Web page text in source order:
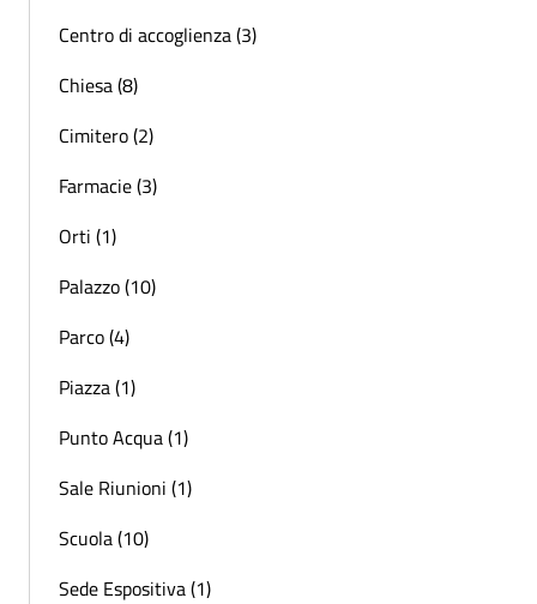
Centro di accoglienza (3)
Chiesa (8)
Cimitero (2)
Farmacie (3)
Orti (1)
Palazzo (10)
Parco (4)
Piazza (1)
Punto Acqua (1)
Sale Riunioni (1)
Scuola (10)
Sede Espositiva (1)